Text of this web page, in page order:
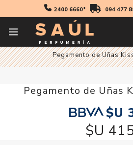
2400 6660* 094 477
Inicio Maquillaje
Pegamento de Uñas
Pegamento de Uñas
$U
$U